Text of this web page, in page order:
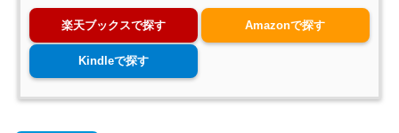
楽天ブックスで探す Amazonで探す
Kindleで探す